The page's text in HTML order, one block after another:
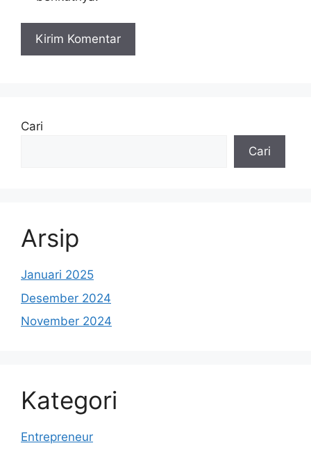
Cari
Cari
Arsip
Januari 2025
Desember 2024
November 2024
Kategori
Entrepreneur